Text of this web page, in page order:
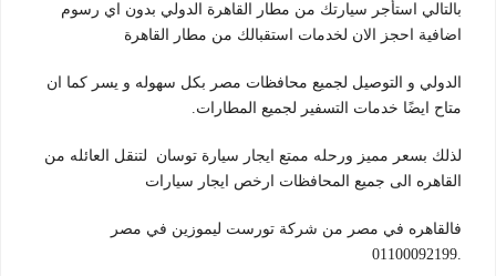
بالتالي استأجر سيارتك من مطار القاهرة الدولي بدون اي رسوم
اضافية احجز الان لخدمات استقبالك من مطار القاهرة
الدولي و التوصيل لجميع محافظات مصر بكل سهوله و يسر كما ان
متاح ايضًا خدمات التسفير لجميع المطارات.
لذلك بسعر مميز ورحله ممتع ايجار سيارة توسان لتنقل العائله من
القاهره الى جميع المحافظات ارخص ايجار سيارات
فالقاهره في مصر من شركة تورست ليموزين في مصر
.01100092199